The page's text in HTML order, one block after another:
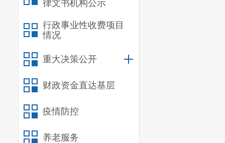
律文书机构公示
行政事业性收费项目
情况
重大决策公开
财政资金直达基层
疫情防控
养老服务